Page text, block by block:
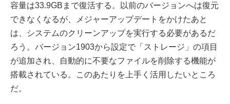
容量は33.9GBまで復活する。以前のバージョンへは復元
できなくなるが、メジャーアップデートをかけたあと
は、システムのクリーンアップを実行する必要があるだ
ろう。バージョン1903から設定で「ストレージ」の項目
が追加され、自動的に不要なファイルを削除する機能が
搭載されている。このあたりを上手く活用したいところ
だ。